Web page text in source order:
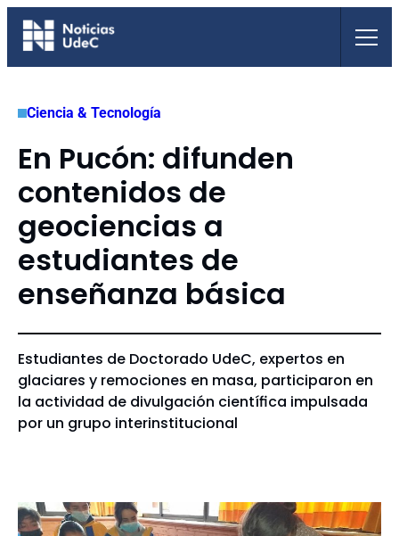
Saltar
Ciencia & Tecnología
En Pucón: difunden
contenidos de
geociencias a
estudiantes de
enseñanza básica
Estudiantes de Doctorado UdeC, expertos en
glaciares y remociones en masa, participaron en
la actividad de divulgación científica impulsada
por un grupo interinstitucional